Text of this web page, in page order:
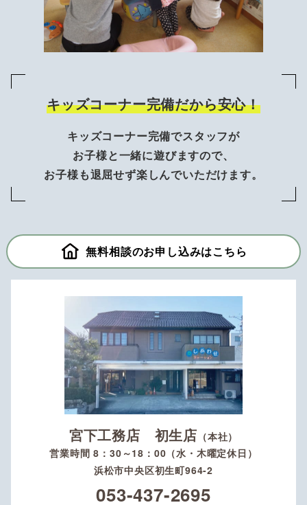
キッズコーナー完備だから安心！
キッズコーナー完備でスタッフが
お子様と一緒に遊びますので、
お子様も退屈せず楽しんでいただけます。
無料相談のお申し込みはこちら
宮下工務店 初生店 （本社）
営業時間 8：30～18：00（水・木曜定休日）
浜松市中央区初生町964-2
053-437-2695